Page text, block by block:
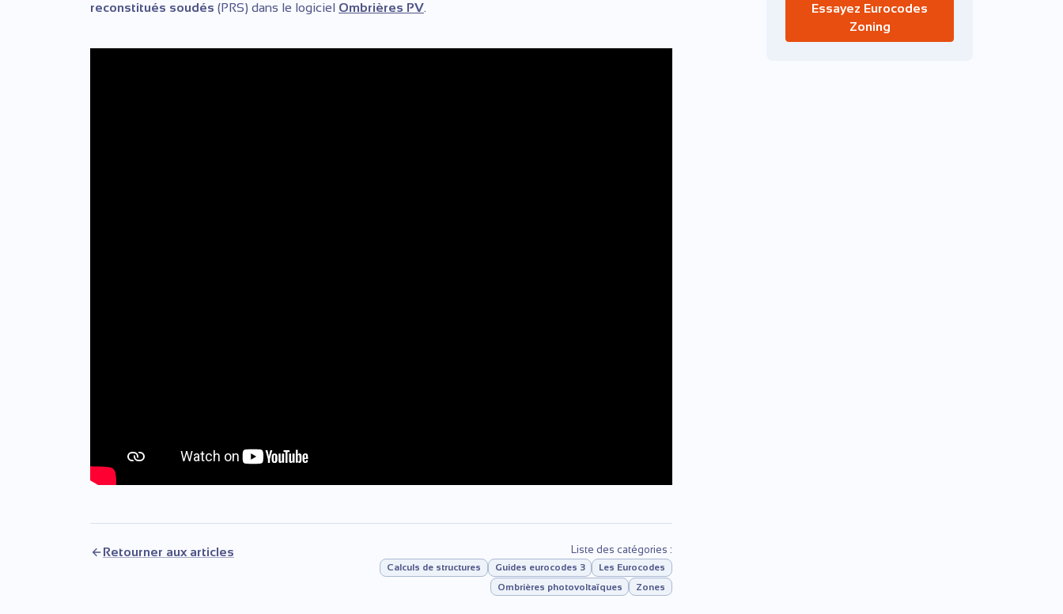
reconstitués soudés (PRS) dans le logiciel Ombrières PV.
Retourner aux articles Liste des catégories :
Calculs de structures Guides eurocodes 3
Les Eurocodes
Ombrières photovoltaïques
Zones
Essayez Eurocodes
Zoning